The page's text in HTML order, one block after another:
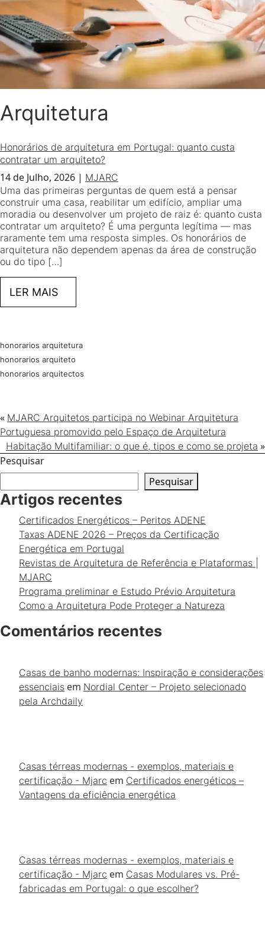
Arquitetura
Honorários de arquitetura em Portugal: quanto custa
contratar um arquiteto?
14 de Julho, 2026 | MJARC
Uma das primeiras perguntas de quem está a pensar
construir uma casa, reabilitar um edifício, ampliar uma
moradia ou desenvolver um projeto de raiz é: quanto custa
contratar um arquiteto? É uma pergunta legítima — mas
raramente tem uma resposta simples. Os honorários de
arquitetura não dependem apenas da área de construção
ou do tipo […]
LER MAIS
honorarios arquitetura
honorarios arquiteto
honorarios arquitectos
« MJARC Arquitetos participa no Webinar Arquitetura
Portuguesa promovido pelo Espaço de Arquitetura
Habitação Multifamiliar: o que é, tipos e como se projeta »
Pesquisar
Pesquisar
Artigos recentes
Certificados Energéticos – Peritos ADENE
Taxas ADENE 2026 – Preços da Certificação
Energética em Portugal
Revistas de Arquitetura de Referência e Plataformas |
MJARC
Programa preliminar e Estudo Prévio Arquitetura
Como a Arquitetura Pode Proteger a Natureza
Comentários recentes
Casas de banho modernas: Inspiração e considerações
essenciais em Nordial Center – Projeto selecionado
pela Archdaily
Casas térreas modernas - exemplos, materiais e
certificação - Mjarc em Certificados energéticos –
Vantagens da eficiência energética
Casas térreas modernas - exemplos, materiais e
certificação - Mjarc em Casas Modulares vs. Pré-
fabricadas em Portugal: o que escolher?